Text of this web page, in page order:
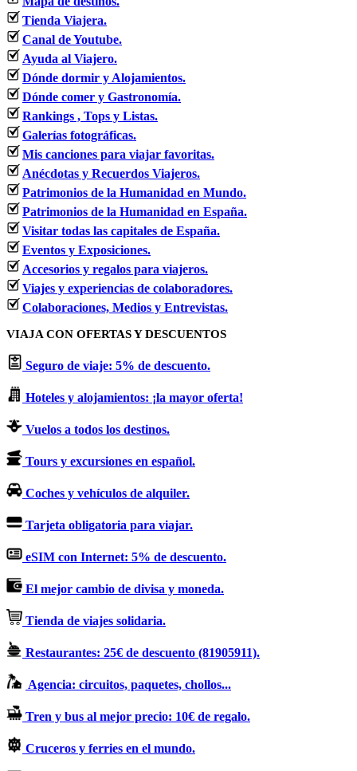
Tienda Viajera.
Canal de Youtube.
Ayuda al Viajero.
Dónde dormir y Alojamientos.
Dónde comer y Gastronomía.
Rankings , Tops y Listas.
Galerías fotográficas.
Mis canciones para viajar favoritas.
Anécdotas y Recuerdos Viajeros.
Patrimonios de la Humanidad en Mundo.
Patrimonios de la Humanidad en España.
Visitar todas las capitales de España.
Eventos y Exposiciones.
Accesorios y regalos para viajeros.
Viajes y experiencias de colaboradores.
Colaboraciones, Medios y Entrevistas.
VIAJA CON OFERTAS Y DESCUENTOS
Seguro de viaje: 5% de descuento.
Hoteles y alojamientos: ¡la mayor oferta!
Vuelos a todos los destinos.
Tours y excursiones en español.
Coches y vehículos de alquiler.
Tarjeta obligatoria para viajar.
eSIM con Internet: 5% de descuento.
El mejor cambio de divisa y moneda.
Tienda de viajes solidaria.
Restaurantes: 25€ de descuento (81905911).
Agencia: circuitos, paquetes, chollos...
Tren y bus al mejor precio: 10€ de regalo.
Cruceros y ferries en el mundo.